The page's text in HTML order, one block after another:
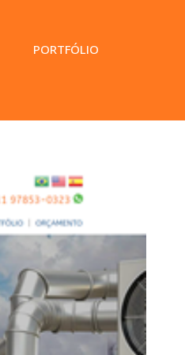
PORTFÓLIO